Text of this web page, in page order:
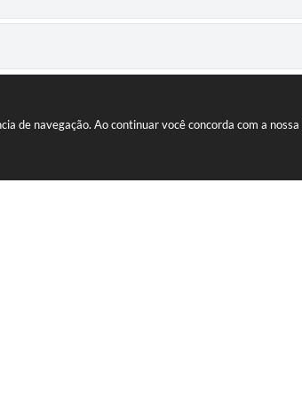
de navegação. Ao continuar você concorda com a nossa